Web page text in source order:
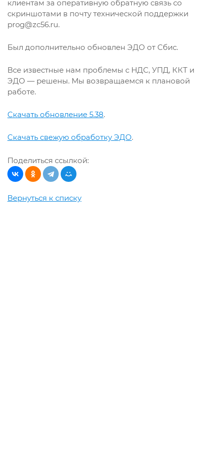
клиентам за оперативную обратную связь со
скриншотами в почту технической поддержки
prog@zc56.ru.
Был дополнительно обновлен ЭДО от Сбис.
Все известные нам проблемы с НДС, УПД, ККТ и
ЭДО — решены. Мы возвращаемся к плановой
работе.
Скачать обновление 5.38.
Скачать свежую обработку ЭДО.
Поделиться ссылкой:
Вернуться к списку